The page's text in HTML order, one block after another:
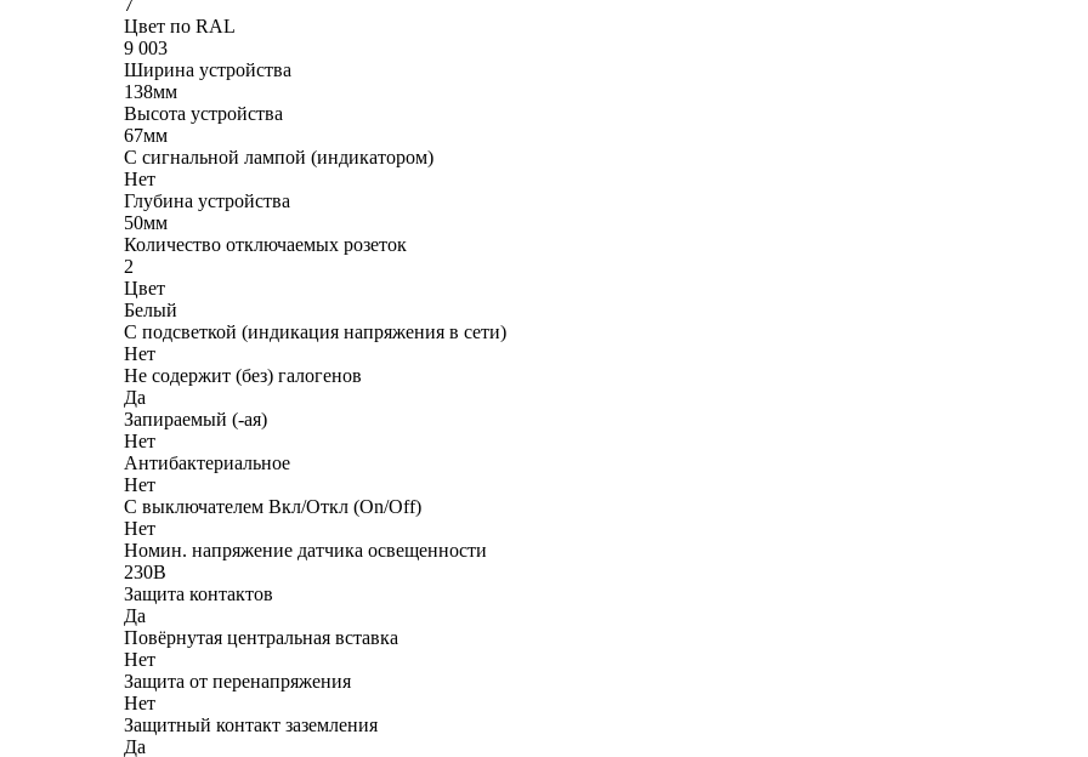
Цвет по RAL
9 003
Ширина устройства
138мм
Высота устройства
67мм
С сигнальной лампой (индикатором)
Нет
Глубина устройства
50мм
Количество отключаемых розеток
2
Цвет
Белый
С подсветкой (индикация напряжения в сети)
Нет
Не содержит (без) галогенов
Да
Запираемый (-ая)
Нет
Антибактериальное
Нет
С выключателем Вкл/Откл (On/Off)
Нет
Номин. напряжение датчика освещенности
230В
Защита контактов
Да
Повёрнутая центральная вставка
Нет
Защита от перенапряжения
Нет
Защитный контакт заземления
Да